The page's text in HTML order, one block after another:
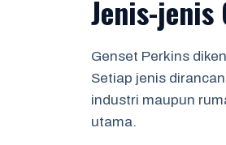
Jenis-jenis
Genset Perkins
Setiap jenis
industri maupun
utama.